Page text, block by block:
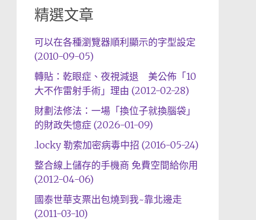
精選文章
可以在各種瀏覽器順利顯示的字型設定
(2010-09-05)
轉貼：乾眼症、夜視減退 美公佈「10
大不作雷射手術」理由 (2012-02-28)
財劃法修法：一場「換位子就換腦袋」
的財政失憶症 (2026-01-09)
.locky 勒索加密病毒中招 (2016-05-24)
整合線上儲存的手機商 免費空間給你用
(2012-04-06)
國泰世華支票出包燒到我~靠北邊走
(2011-03-10)